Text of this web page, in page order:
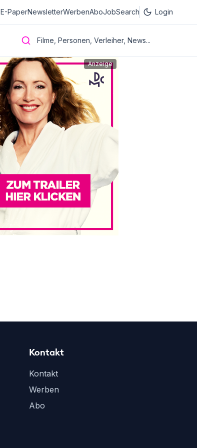
E-PaperNewsletterWerbenAboJobSearch Login
Filme, Personen, Verleiher, News...
Anzeige
Kontakt
Kontakt
Werben
Abo